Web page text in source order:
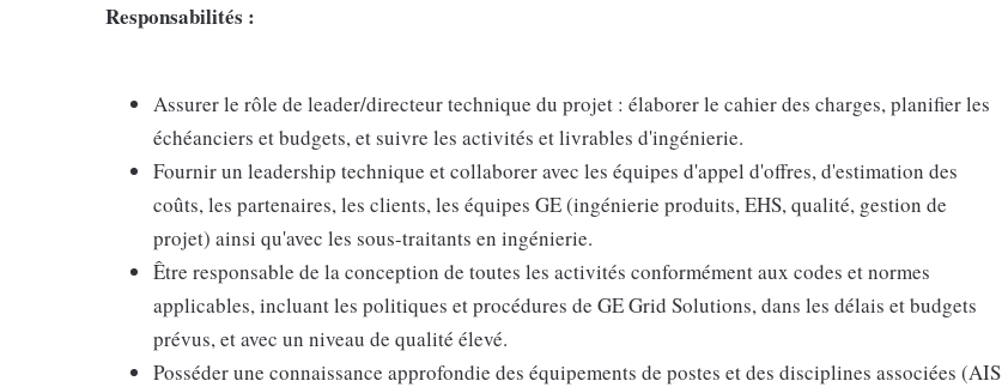
Responsabilités :
Assurer le rôle de leader/directeur technique du projet : élaborer le cahier des charges, planifier les
échéanciers et budgets, et suivre les activités et livrables d'ingénierie.
Fournir un leadership technique et collaborer avec les équipes d'appel d'offres, d'estimation des
coûts, les partenaires, les clients, les équipes GE (ingénierie produits, EHS, qualité, gestion de
projet) ainsi qu'avec les sous-traitants en ingénierie.
Être responsable de la conception de toutes les activités conformément aux codes et normes
applicables, incluant les politiques et procédures de GE Grid Solutions, dans les délais et budgets
prévus, et avec un niveau de qualité élevé.
Posséder une connaissance approfondie des équipements de postes et des disciplines associées (AIS